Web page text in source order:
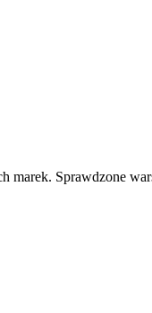
marek. Sprawdzone